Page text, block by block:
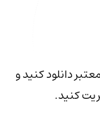
دانلود کنید و
کنید.